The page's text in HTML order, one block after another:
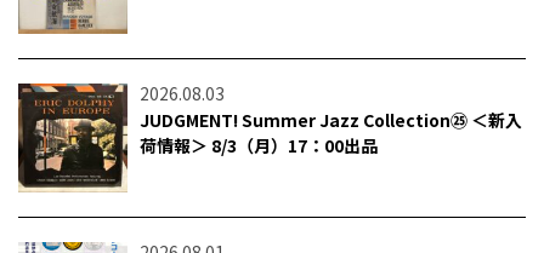
2026.08.03
JUDGMENT! Summer Jazz Collection㉕ ＜新入
荷情報＞ 8/3（月）17：00出品